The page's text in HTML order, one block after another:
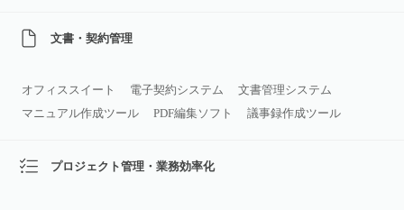
文書・契約管理
オフィススイート 電子契約システム
文書管理システム
マニュアル作成ツール
PDF編集ソフト 議事録作成ツール
プロジェクト管理・業務効率化